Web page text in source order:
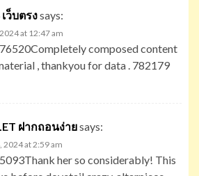
ว็บตรงsays:
at 12:47 am
composed content
, thankyou for data . 782179
ฝากถอนง่ายsays:
2024 at 2:59 am
her so considerably! This